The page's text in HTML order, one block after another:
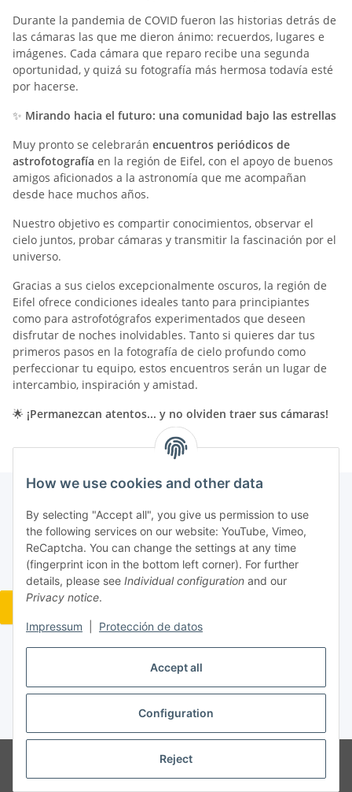
Accept all
Configuration
Reject
How we use cookies and other data
By selecting "Accept all", you give us permission to use
the following services on our website: YouTube, Vimeo,
ReCaptcha. You can change the settings at any time
(fingerprint icon in the bottom left corner). For further
details, please see Individual configuration and our
Privacy notice.
Impressum Protección de datos
Durante la pandemia de COVID fueron las historias detrás de
las cámaras las que me dieron ánimo: recuerdos, lugares e
imágenes. Cada cámara que reparo recibe una segunda
oportunidad, y quizá su fotografía más hermosa todavía esté
por hacerse.
✨ Mirando hacia el futuro: una comunidad bajo las estrellas
Muy pronto se celebrarán encuentros periódicos de
astrofotografía en la región de Eifel, con el apoyo de buenos
amigos aficionados a la astronomía que me acompañan
desde hace muchos años.
Nuestro objetivo es compartir conocimientos, observar el
cielo juntos, probar cámaras y transmitir la fascinación por el
universo.
Gracias a sus cielos excepcionalmente oscuros, la región de
Eifel ofrece condiciones ideales tanto para principiantes
como para astrofotógrafos experimentados que deseen
disfrutar de noches inolvidables. Tanto si quieres dar tus
primeros pasos en la fotografía de cielo profundo como
perfeccionar tu equipo, estos encuentros serán un lugar de
intercambio, inspiración y amistad.
🌟 ¡Permanezcan atentos... y no olviden traer sus cámaras!
Widerrufsbutton
#global.withdrawalForm#
shipping fees
© Jan Bubela